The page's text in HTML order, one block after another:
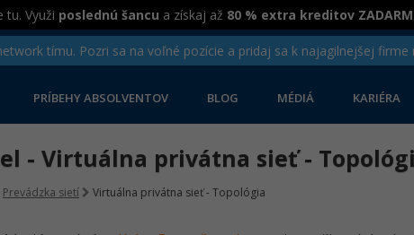
tu. Využi poslednú šancu a získaj až 80 % extra kreditov
tímu. Pozri sa na voľné pozície a pridaj sa k najagilnejšej firme
PRÍBEHY ABSOLVENTOV BLOG MÉDIÁ KARIÉRA
- Virtuálna privátna sieť -
Prevádzka sietí Virtuálna privátna sieť - Topológia